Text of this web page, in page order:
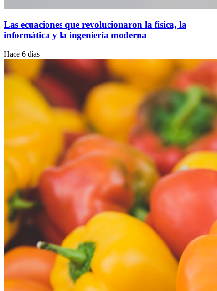
Las ecuaciones que revolucionaron la física, la
informática y la ingeniería moderna
Hace 6 días